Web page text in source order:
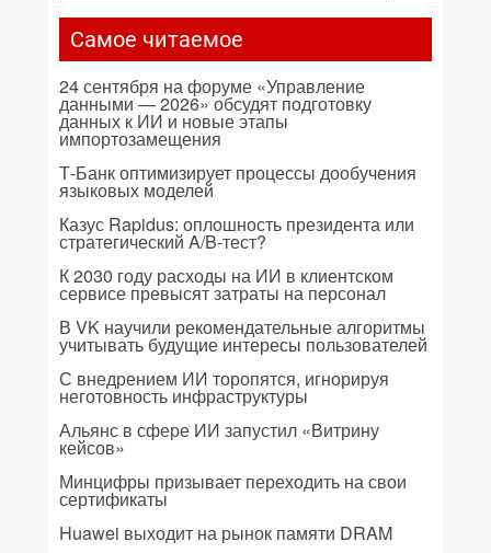
Самое читаемое
24 сентября на форуме «Управление
данными — 2026» обсудят подготовку
данных к ИИ и новые этапы
импортозамещения
Т-Банк оптимизирует процессы дообучения
языковых моделей
Казус Rapidus: оплошность президента или
стратегический A/B-тест?
К 2030 году расходы на ИИ в клиентском
сервисе превысят затраты на персонал
В VK научили рекомендательные алгоритмы
учитывать будущие интересы пользователей
С внедрением ИИ торопятся, игнорируя
неготовность инфраструктуры
Альянс в сфере ИИ запустил «Витрину
кейсов»
Минцифры призывает переходить на свои
сертификаты
Huawei выходит на рынок памяти DRAM